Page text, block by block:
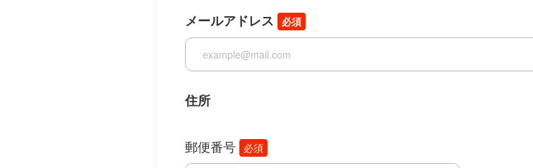
メールアドレス 必須
住所
郵便番号 必須